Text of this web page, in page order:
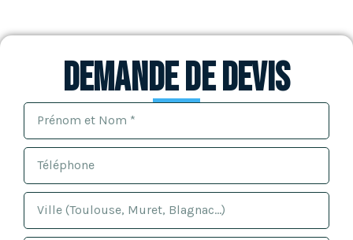
Demande de devis